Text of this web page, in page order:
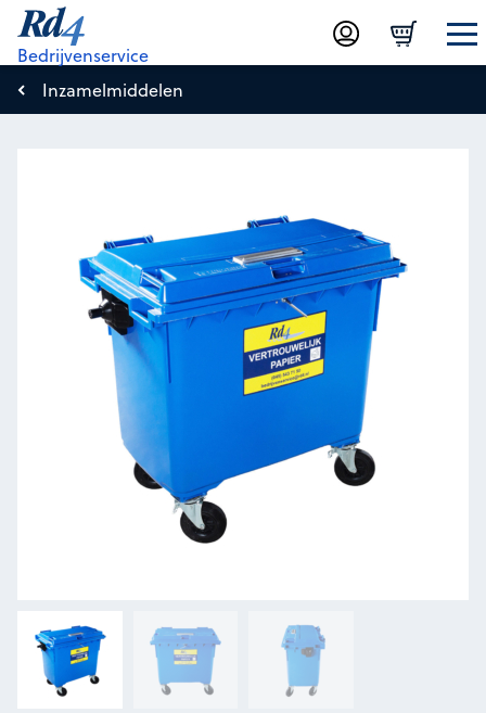
Bedrijvenservice
Inzamelmiddelen